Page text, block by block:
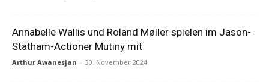
Annabelle Wallis und Roland Møller spielen im Jason-
Statham-Actioner Mutiny mit
Arthur Awanesjan - 30. November 2024